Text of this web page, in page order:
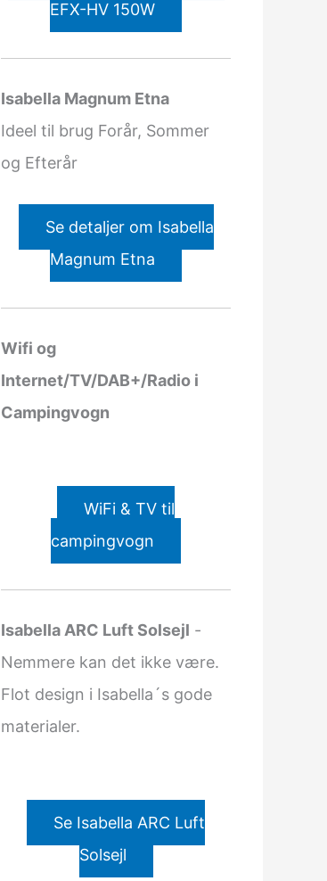
EFX-HV 150W
Isabella Magnum Etna
Ideel til brug Forår, Sommer
og Efterår
Se detaljer om Isabella
Magnum Etna
Wifi og
Internet/TV/DAB+/Radio i
Campingvogn
WiFi & TV til
campingvogn
Isabella ARC Luft Solsejl -
Nemmere kan det ikke være.
Flot design i Isabella´s gode
materialer.
Se Isabella ARC Luft
Solsejl